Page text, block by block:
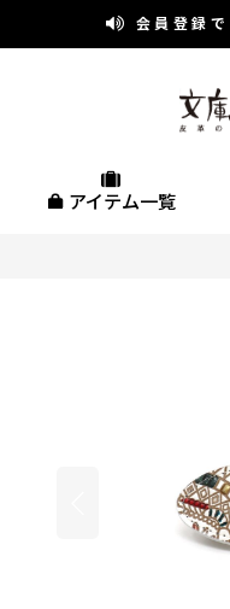
会員登録で
アイテム一覧